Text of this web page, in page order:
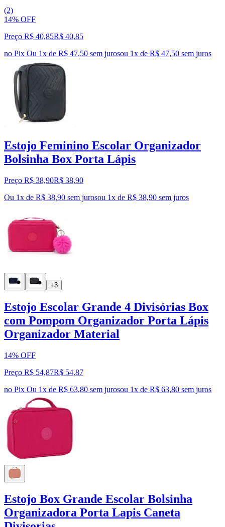
(2)
14% OFF
Preço R$ 40,85R$ 40,85
no Pix Ou 1x de R$ 47,50 sem jurosou 1x de R$ 47,50 sem juros
Estojo Feminino Escolar Organizador
Bolsinha Box Porta Lápis
Preço R$ 38,90R$ 38,90
Ou 1x de R$ 38,90 sem jurosou 1x de R$ 38,90 sem juros
+3
Estojo Escolar Grande 4 Divisórias Box
com Pompom Organizador Porta Lápis
Organizador Material
14% OFF
Preço R$ 54,87R$ 54,87
no Pix Ou 1x de R$ 63,80 sem jurosou 1x de R$ 63,80 sem juros
Estojo Box Grande Escolar Bolsinha
Organizadora Porta Lapis Caneta